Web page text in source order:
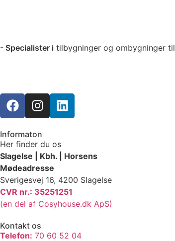
- Specialister i tilbygninger og ombygninger til
Informaton
Her finder du os
Slagelse | Kbh. | Horsens
Mødeadresse
Sverigesvej 16, 4200 Slagelse
CVR nr.: 35251251
(en del af Cosyhouse.dk ApS)
Kontakt os
Telefon: 70 60 52 04